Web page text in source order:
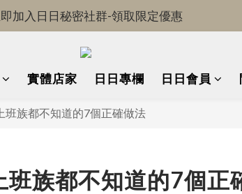
OKDRINK-全館免運中!
OKDRINK-全館免運中!
實體店家 日日專欄 日日會員
班族都不知道的7個正確做法
族都不知道的7個正